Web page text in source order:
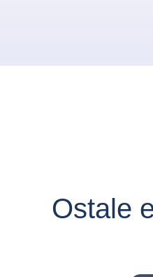
Ostale